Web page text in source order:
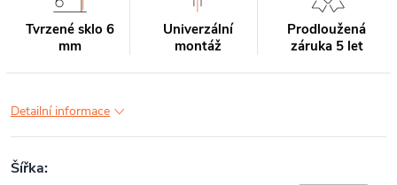
Tvrzené sklo 6
mm
Univerzální
montáž
Prodloužená
záruka 5 let
Detailní informace